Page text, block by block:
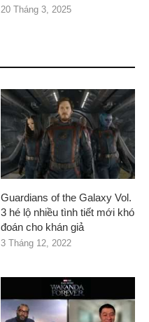
20 Tháng 3, 2025
Guardians of the Galaxy Vol.
3 hé lộ nhiều tình tiết mới khó
đoán cho khán giả
3 Tháng 12, 2022